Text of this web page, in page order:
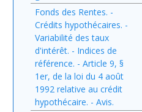
Fonds des Rentes. -
Crédits hypothécaires. -
Variabilité des taux
d'intérêt. - Indices de
référence. - Article 9, §
1er, de la loi du 4 août
1992 relative au crédit
hypothécaire. - Avis.